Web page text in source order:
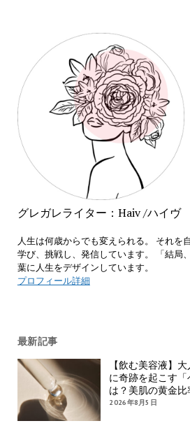
グレガレライター：Haiv /ハイヴ
人生は何歳からでも変えられる。 それを
学び、挑戦し、発信しています。 「結局
葉に人生をデザインしています。
プロフィール詳細
最新記事
【飲む美容液】
に奇跡を起こす
は？美肌の黄金比
2026年8月5日